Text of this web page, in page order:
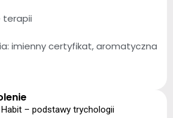
terapii
imienny certyfikat, aromatyczna
– podstawy trychologii